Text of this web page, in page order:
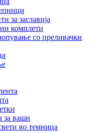
за заглавија
комплети
со преливачки
за ваши
во темница